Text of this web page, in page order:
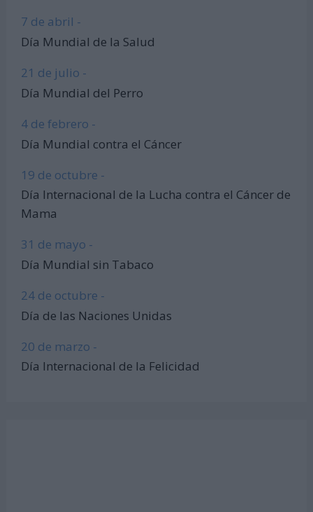
7 de abril -
Día Mundial de la Salud
21 de julio -
Día Mundial del Perro
4 de febrero -
Día Mundial contra el Cáncer
19 de octubre -
Día Internacional de la Lucha contra el Cáncer de
Mama
31 de mayo -
Día Mundial sin Tabaco
24 de octubre -
Día de las Naciones Unidas
20 de marzo -
Día Internacional de la Felicidad